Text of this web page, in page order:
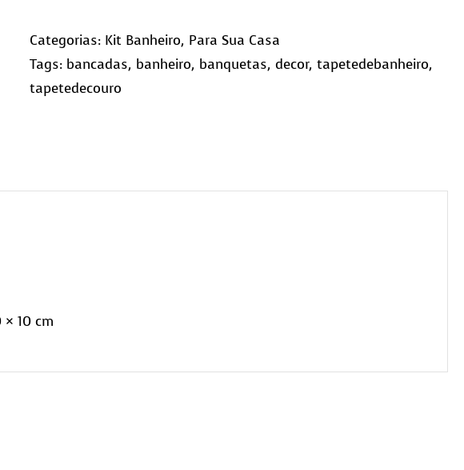
Categorias: Kit Banheiro, Para Sua Casa
Tags: bancadas, banheiro, banquetas,decor,tapetedebanheiro,
tapetedecouro
10 cm